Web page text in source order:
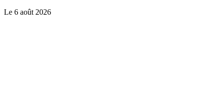
Le 6 août 2026